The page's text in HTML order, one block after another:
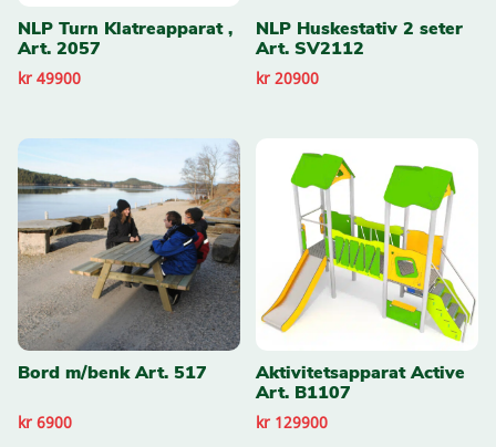
NLP Turn Klatreapparat ,
Art. 2057
kr 49900
NLP Huskestativ 2 seter
Art. SV2112
kr 20900
Bord m/benk Art. 517
kr 6900
Aktivitetsapparat Active
Art. B1107
kr 129900